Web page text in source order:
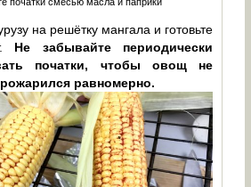
на решётку мангала и готовьте
Не забывайте периодически
початки, чтобы овощ не
равномерно.